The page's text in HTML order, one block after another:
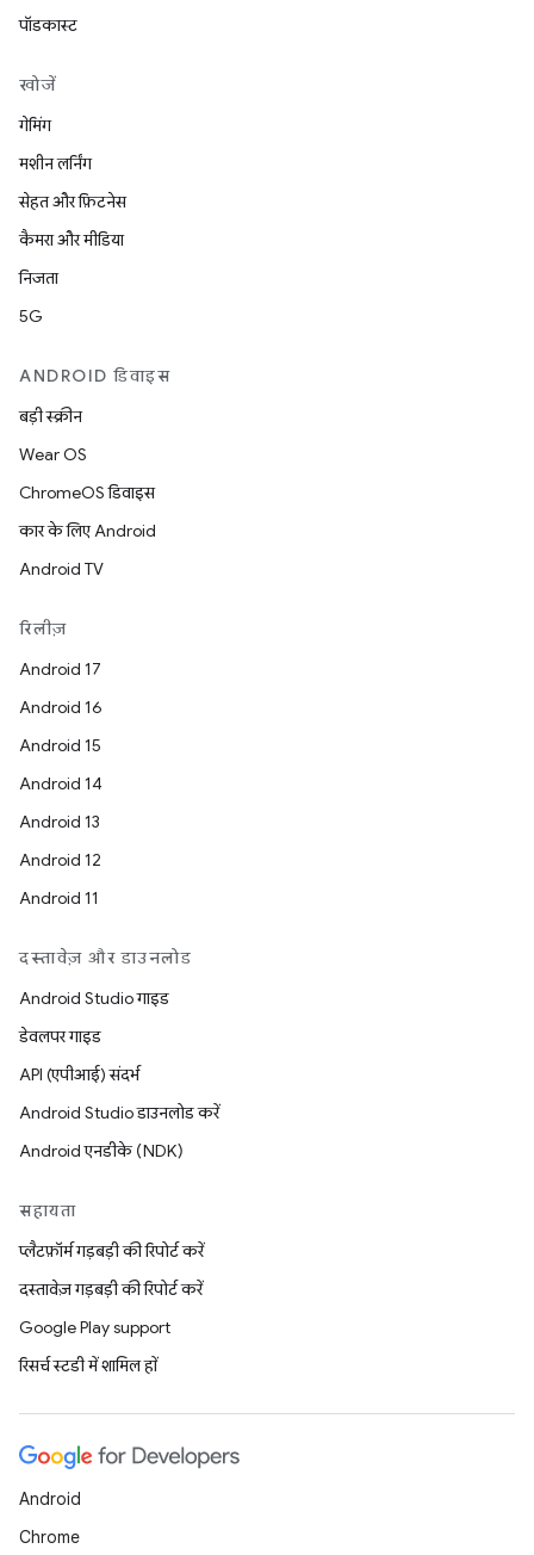
पॉडकास्ट
खोजें
गेमिंग
मशीन लर्निंग
सेहत और फ़िटनेस
कैमरा और मीडिया
निजता
5G
ANDROID डिवाइस
बड़ी स्क्रीन
Wear OS
ChromeOS डिवाइस
कार के लिए Android
Android TV
रिलीज़
Android 17
Android 16
Android 15
Android 14
Android 13
Android 12
Android 11
दस्तावेज़ और डाउनलोड
Android Studio गाइड
डेवलपर गाइड
API (एपीआई) संदर्भ
Android Studio डाउनलोड करें
Android एनडीके (NDK)
सहायता
प्लैटफ़ॉर्म गड़बड़ी की रिपोर्ट करें
दस्तावेज़ गड़बड़ी की रिपोर्ट करें
Google Play support
रिसर्च स्टडी में शामिल हों
Android
Chrome